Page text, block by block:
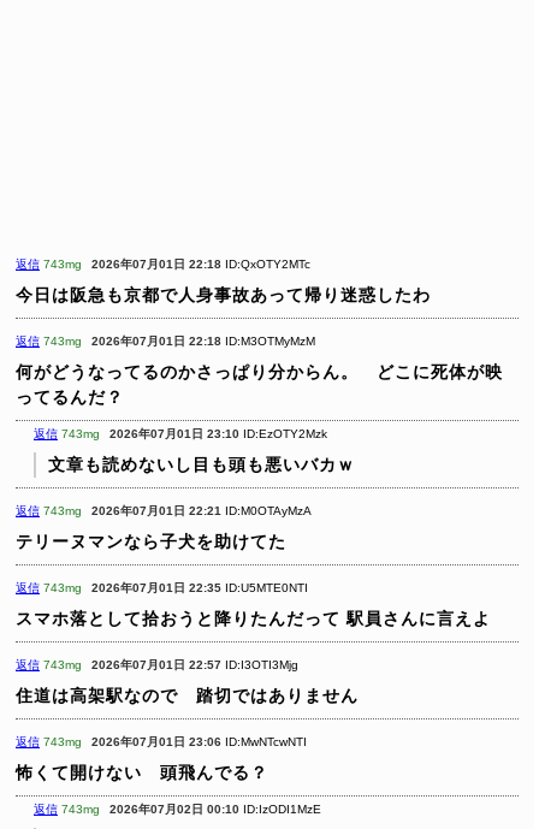
返信 743mg 2026年07月01日 22:18 ID:QxOTY2MTc
今日は阪急も京都で人身事故あって帰り迷惑したわ
返信 743mg 2026年07月01日 22:18 ID:M3OTMyMzM
何がどうなってるのかさっぱり分からん。 どこに死体が映
ってるんだ？
返信 743mg 2026年07月01日 23:10 ID:EzOTY2Mzk
文章も読めないし目も頭も悪いバカｗ
返信 743mg 2026年07月01日 22:21 ID:M0OTAyMzA
テリーヌマンなら子犬を助けてた
返信 743mg 2026年07月01日 22:35 ID:U5MTE0NTI
スマホ落として拾おうと降りたんだって 駅員さんに言えよ
返信 743mg 2026年07月01日 22:57 ID:I3OTI3Mjg
住道は高架駅なので 踏切ではありません
返信 743mg 2026年07月01日 23:06 ID:MwNTcwNTI
怖くて開けない 頭飛んでる？
返信 743mg 2026年07月02日 00:10 ID:IzODI1MzE